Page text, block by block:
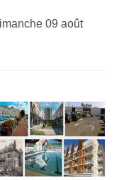
09 août